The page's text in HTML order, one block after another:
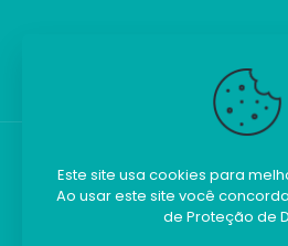
Kilobim - Todos os
Este site usa cookies para
Ao usar este site você
de Proteção de